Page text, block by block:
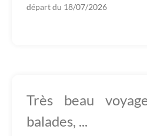
départ du 18/07/2026
Très beau
balades, ...